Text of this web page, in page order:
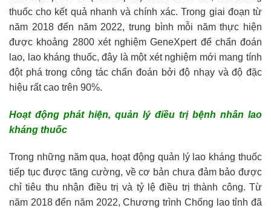
thuốc cho kết quả nhanh và chính xác. Trong giai đoạn từ
năm 2018 đến năm 2022, trung bình mỗi năm thực hiện
được khoảng 2800 xét nghiệm GeneXpert để chẩn đoán
lao, lao kháng thuốc, đây là một xét nghiệm mới mang tính
đột phá trong công tác chẩn đoán bởi độ nhạy và độ đặc
hiệu rất cao trên 90%.
Hoạt động phát hiện, quản lý điều trị bệnh nhân lao
kháng thuốc
Trong những năm qua, hoạt động quản lý lao kháng thuốc
tiếp tục được tăng cường, về cơ bản chưa đảm bảo được
chỉ tiêu thu nhận điều trị và tỷ lệ điều trị thành công. Từ
năm 2018 đến năm 2022, Chương trình Chống lao tỉnh đã